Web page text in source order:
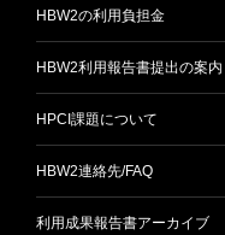
HBW2の利用負担金
HBW2利用報告書提出の案内
HPCI課題について
HBW2連絡先/FAQ
利用成果報告書アーカイブ